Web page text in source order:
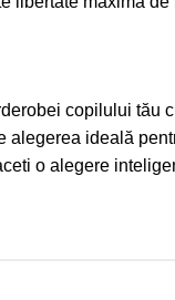
copilului tău
alegerea ideală
o alegere